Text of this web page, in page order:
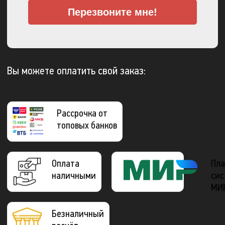
Перезвоните мне!
Вы можете оплатить свой заказ:
Рассрочка от
топовых банков
Оплата
наличными
Безналичный